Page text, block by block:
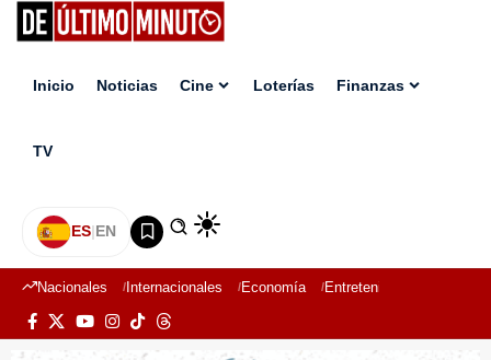
Inicio Noticias Cine Loterías Finanzas
TV
ES|EN
Nacionales Internacionales Economía Entretenimiento